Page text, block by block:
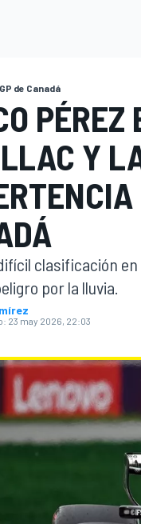
GP de Canadá
Y
clasificación en
por la lluvia.
23 may 2026, 22:03